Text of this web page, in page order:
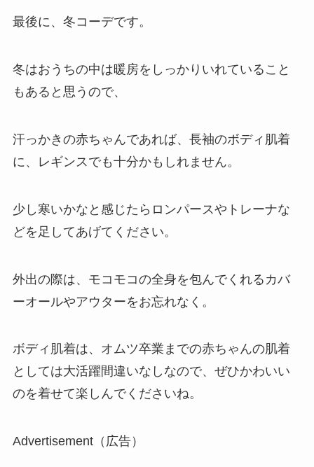
最後に、冬コーデです。
冬はおうちの中は暖房をしっかりいれていること
もあると思うので、
汗っかきの赤ちゃんであれば、長袖のボディ肌着
に、レギンスでも十分かもしれません。
少し寒いかなと感じたらロンパースやトレーナな
どを足してあげてください。
外出の際は、モコモコの全身を包んでくれるカバ
ーオールやアウターをお忘れなく。
ボディ肌着は、オムツ卒業までの赤ちゃんの肌着
としては大活躍間違いなしなので、ぜひかわいい
のを着せて楽しんでくださいね。
Advertisement（広告）